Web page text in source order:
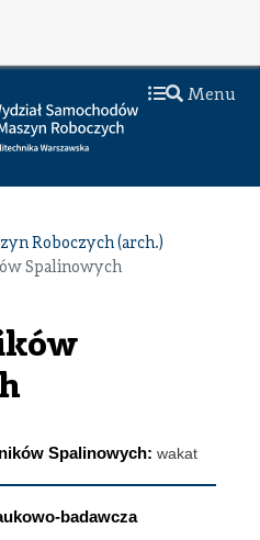
Menu
Roboczych (arch.)
Spalinowych
Spalinowych: wakat
badawcza